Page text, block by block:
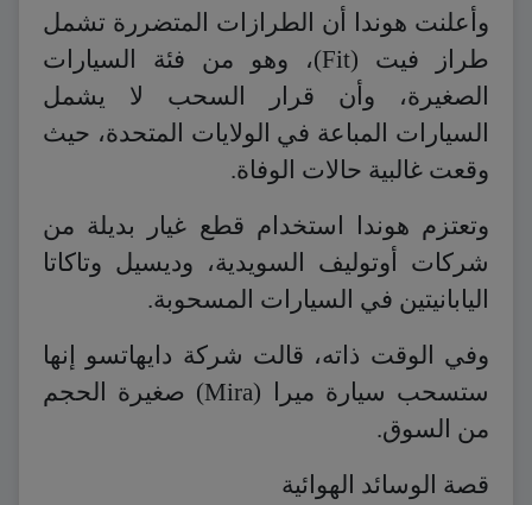
وأعلنت هوندا أن الطرازات المتضررة تشمل
طراز فيت (Fit)، وهو من فئة السيارات
الصغيرة، وأن قرار السحب لا يشمل
السيارات المباعة في الولايات المتحدة، حيث
وقعت غالبية حالات الوفاة.
وتعتزم هوندا استخدام قطع غيار بديلة من
شركات أوتوليف السويدية، وديسيل وتاكاتا
اليابانيتين في السيارات المسحوبة.
وفي الوقت ذاته، قالت شركة دايهاتسو إنها
ستسحب سيارة ميرا (Mira) صغيرة الحجم
من السوق.
قصة الوسائد الهوائية